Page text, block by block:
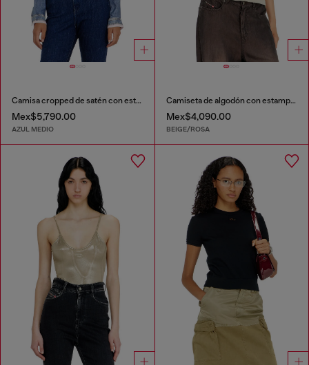
Camisa cropped de satén con estampado denim trompe-l’oeil
Mex$5,790.00
AZUL MEDIO
Camiseta de algodón con estampado gráfico
Mex$4,090.00
BEIGE/ROSA